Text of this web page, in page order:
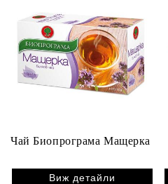
Чай Биопрограма Мащерка
Виж детайли